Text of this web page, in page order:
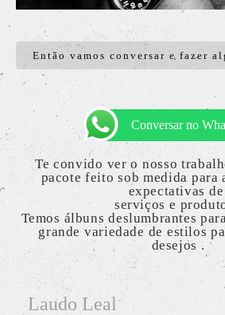
Conversar no
Te convido ver o nosso
pacote feito sob medida para
expectativas de
serviços e
Temos álbuns deslumbrantes
grande variedade de estilos
desejos .
Laudo Leal